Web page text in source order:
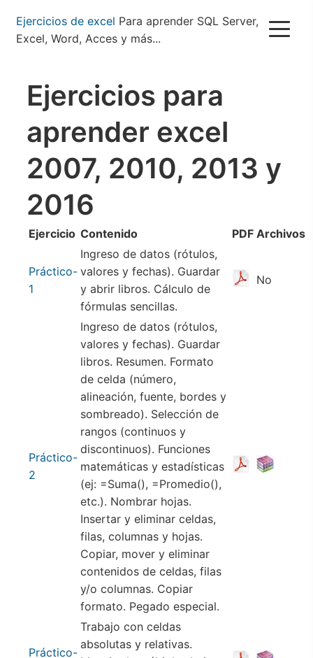
Pasar
contenido
Ejercicios de excel Para aprender SQL Server,
Excel, Word, Acces y más...
Ejercicios para
aprender excel
2007, 2010, 2013 y
2016
Ejercicio Contenido PDF Archivos
Práctico-
1
Ingreso de datos (rótulos,
valores y fechas). Guardar
y abrir libros. Cálculo de
fórmulas sencillas.
No
Práctico-
2
Ingreso de datos (rótulos,
valores y fechas). Guardar
libros. Resumen. Formato
de celda (número,
alineación, fuente, bordes y
sombreado). Selección de
rangos (continuos y
discontinuos). Funciones
matemáticas y estadísticas
(ej: =Suma(), =Promedio(),
etc.). Nombrar hojas.
Insertar y eliminar celdas,
filas, columnas y hojas.
Copiar, mover y eliminar
contenidos de celdas, filas
y/o columnas. Copiar
formato. Pegado especial.
Práctico-
Trabajo con celdas
absolutas y relativas.